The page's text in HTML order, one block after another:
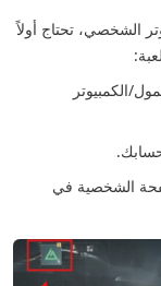
الشخصي، تحتاج أولاً
الكمبيوتر
الشخصية في